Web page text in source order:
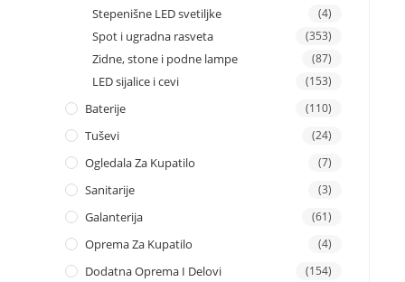
Stepenišne LED svetiljke (4)
Spot i ugradna rasveta (353)
Zidne, stone i podne lampe (87)
LED sijalice i cevi (153)
Baterije (110)
Tuševi (24)
Ogledala Za Kupatilo (7)
Sanitarije (3)
Galanterija (61)
Oprema Za Kupatilo (4)
Dodatna Oprema I Delovi (154)